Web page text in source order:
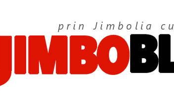
prin Jimbolia cu